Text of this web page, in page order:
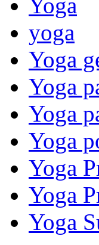
Yoga
yoga
Yoga
Yoga
Yoga
Yoga
Yoga
Yoga
Yoga